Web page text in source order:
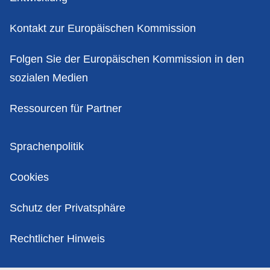
Kontakt zur Europäischen Kommission
Folgen Sie der Europäischen Kommission in den
sozialen Medien
Ressourcen für Partner
Politik
Sprachenpolitik
Cookies
Schutz der Privatsphäre
Rechtlicher Hinweis